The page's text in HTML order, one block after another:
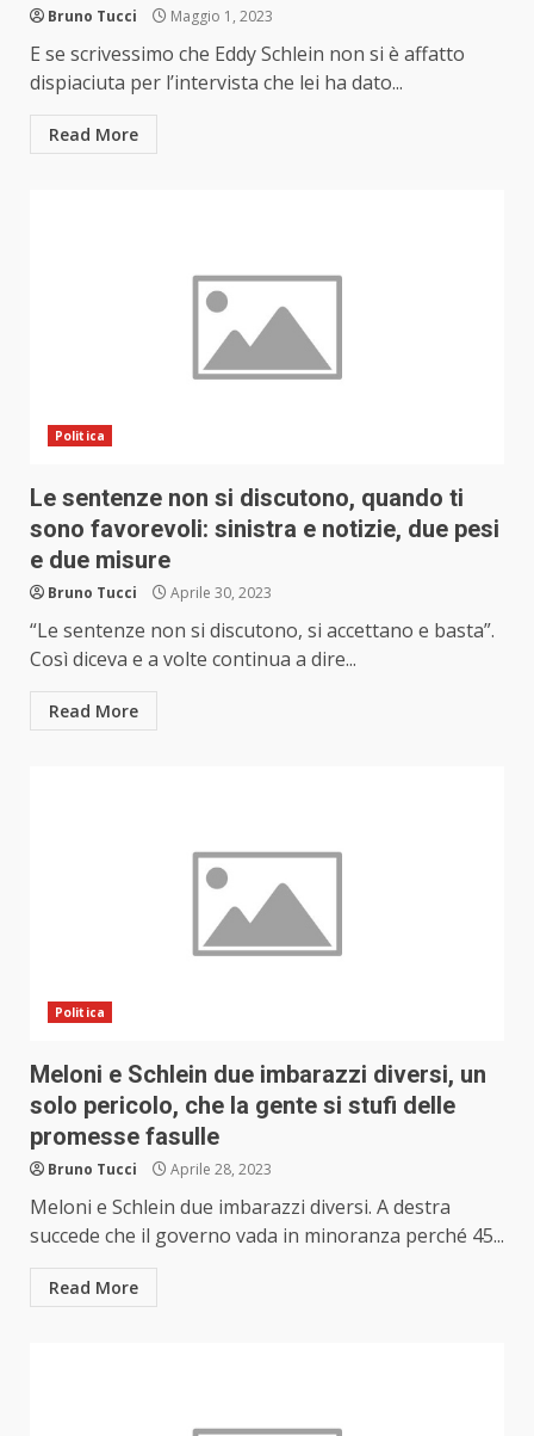
Bruno Tucci Maggio 1, 2023
E se scrivessimo che Eddy Schlein non si è affatto
dispiaciuta per l’intervista che lei ha dato...
Read More
Politica
Le sentenze non si discutono, quando ti
sono favorevoli: sinistra e notizie, due pesi
e due misure
Bruno Tucci Aprile 30, 2023
“Le sentenze non si discutono, si accettano e basta”.
Così diceva e a volte continua a dire...
Read More
Politica
Meloni e Schlein due imbarazzi diversi, un
solo pericolo, che la gente si stufi delle
promesse fasulle
Bruno Tucci Aprile 28, 2023
Meloni e Schlein due imbarazzi diversi. A destra
succede che il governo vada in minoranza perché 45...
Read More